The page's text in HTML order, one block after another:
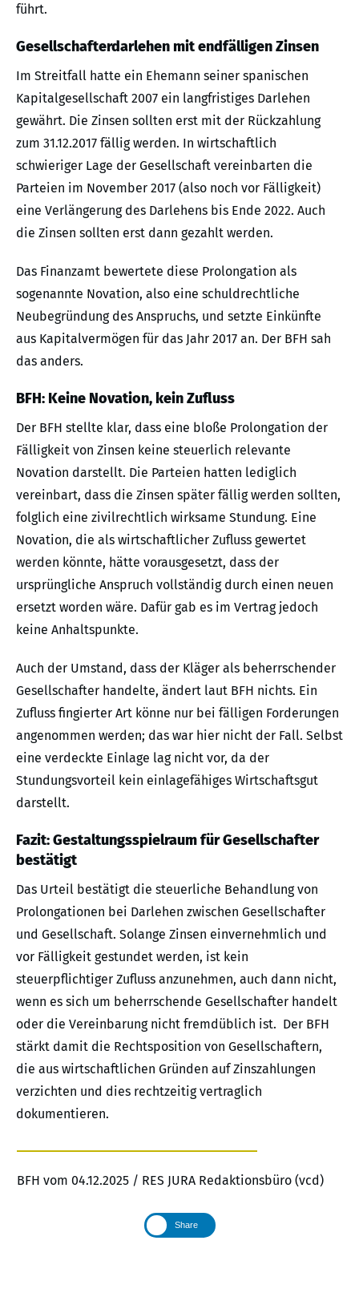
führt.
Gesellschafterdarlehen mit endfälligen Zinsen
Im Streitfall hatte ein Ehemann seiner spanischen
Kapitalgesellschaft 2007 ein langfristiges Darlehen
gewährt. Die Zinsen sollten erst mit der Rückzahlung
zum 31.12.2017 fällig werden. In wirtschaftlich
schwieriger Lage der Gesellschaft vereinbarten die
Parteien im November 2017 (also noch vor Fälligkeit)
eine Verlängerung des Darlehens bis Ende 2022. Auch
die Zinsen sollten erst dann gezahlt werden.
Das Finanzamt bewertete diese Prolongation als
sogenannte Novation, also eine schuldrechtliche
Neubegründung des Anspruchs, und setzte Einkünfte
aus Kapitalvermögen für das Jahr 2017 an. Der BFH sah
das anders.
BFH: Keine Novation, kein Zufluss
Der BFH stellte klar, dass eine bloße Prolongation der
Fälligkeit von Zinsen keine steuerlich relevante
Novation darstellt. Die Parteien hatten lediglich
vereinbart, dass die Zinsen später fällig werden sollten,
folglich eine zivilrechtlich wirksame Stundung. Eine
Novation, die als wirtschaftlicher Zufluss gewertet
werden könnte, hätte vorausgesetzt, dass der
ursprüngliche Anspruch vollständig durch einen neuen
ersetzt worden wäre. Dafür gab es im Vertrag jedoch
keine Anhaltspunkte.
Auch der Umstand, dass der Kläger als beherrschender
Gesellschafter handelte, ändert laut BFH nichts. Ein
Zufluss fingierter Art könne nur bei fälligen Forderungen
angenommen werden; das war hier nicht der Fall. Selbst
eine verdeckte Einlage lag nicht vor, da der
Stundungsvorteil kein einlagefähiges Wirtschaftsgut
darstellt.
Fazit: Gestaltungsspielraum für Gesellschafter
bestätigt
Das Urteil bestätigt die steuerliche Behandlung von
Prolongationen bei Darlehen zwischen Gesellschafter
und Gesellschaft. Solange Zinsen einvernehmlich und
vor Fälligkeit gestundet werden, ist kein
steuerpflichtiger Zufluss anzunehmen, auch dann nicht,
wenn es sich um beherrschende Gesellschafter handelt
oder die Vereinbarung nicht fremdüblich ist. Der BFH
stärkt damit die Rechtsposition von Gesellschaftern,
die aus wirtschaftlichen Gründen auf Zinszahlungen
verzichten und dies rechtzeitig vertraglich
dokumentieren.
BFH vom 04.12.2025 / RES JURA Redaktionsbüro (vcd)
Share